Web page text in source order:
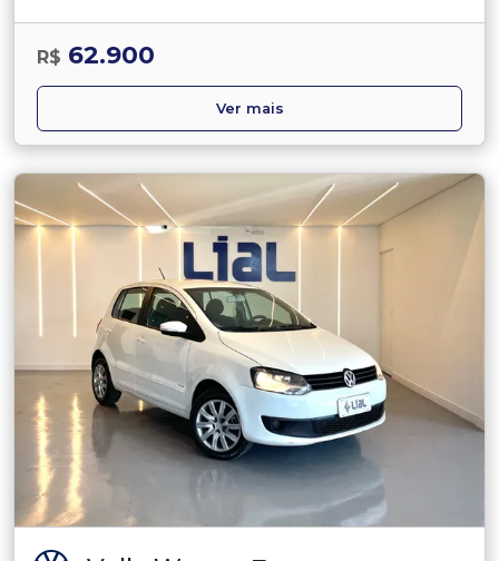
R$ 62.900
Ver mais